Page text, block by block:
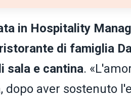
in Hospitality
di famiglia
sala e cantina.
dopo aver sostenuto